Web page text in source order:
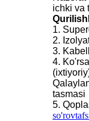
ichki va
1.
2.
3.
4.
tasmasi
5.
so'rov